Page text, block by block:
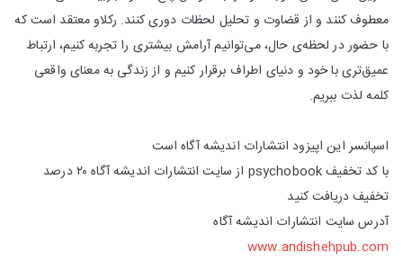
معطوف کنند و از قضاوت و تحلیل لحظات دوری کنند. رکلاو معتقد است که
با حضور در لحظه‌ی حال، می‌توانیم آرامش بیشتری را تجربه کنیم، ارتباط
عمیق‌تری با خود و دنیای اطراف برقرار کنیم و از زندگی به معنای واقعی
کلمه لذت ببریم.
اسپانسر این اپیزود انتشارات اندیشه آگاه است
با کد تخفیف psychobook از سایت انتشارات اندیشه آگاه ۲۰ درصد
تخفیف دریافت کنید
آدرس سایت انتشارات اندیشه آگاه
www.andishehpub.com